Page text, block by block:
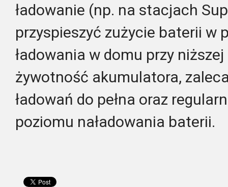
ładowanie (np. na stacjach
przyspieszyć zużycie baterii w
ładowania w domu przy
żywotność akumulatora,
ładowań do pełna oraz
poziomu naładowania baterii.